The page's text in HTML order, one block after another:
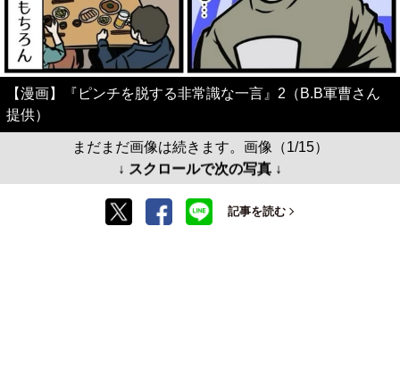
【漫画】『ピンチを脱する非常識な一言』2（B.B軍曹さん
提供）
まだまだ画像は続きます。画像（1/15）
↓ スクロールで次の写真 ↓
記事を読む